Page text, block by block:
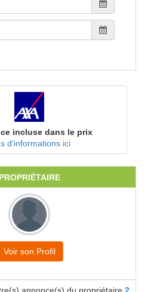
incluse dans le prix
d'informations ici
PROPRIÉTAIRE
Voir son Profil